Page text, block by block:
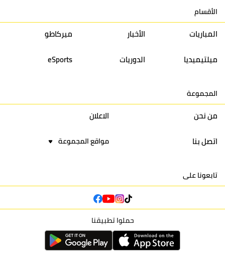
13 إتحاد تواركة 30
32
40
31
16 نادي أولمبيك آسفي 30
24
42
22
الأقسام
المباريات الأخبار
ميركاطو
ميلتيميديا
الدوريات eSports
المجموعة
من نحن
الاعلان
اتصل بنا
مواقع المجموعة
تابعونا على
حملوا تطبيقنا